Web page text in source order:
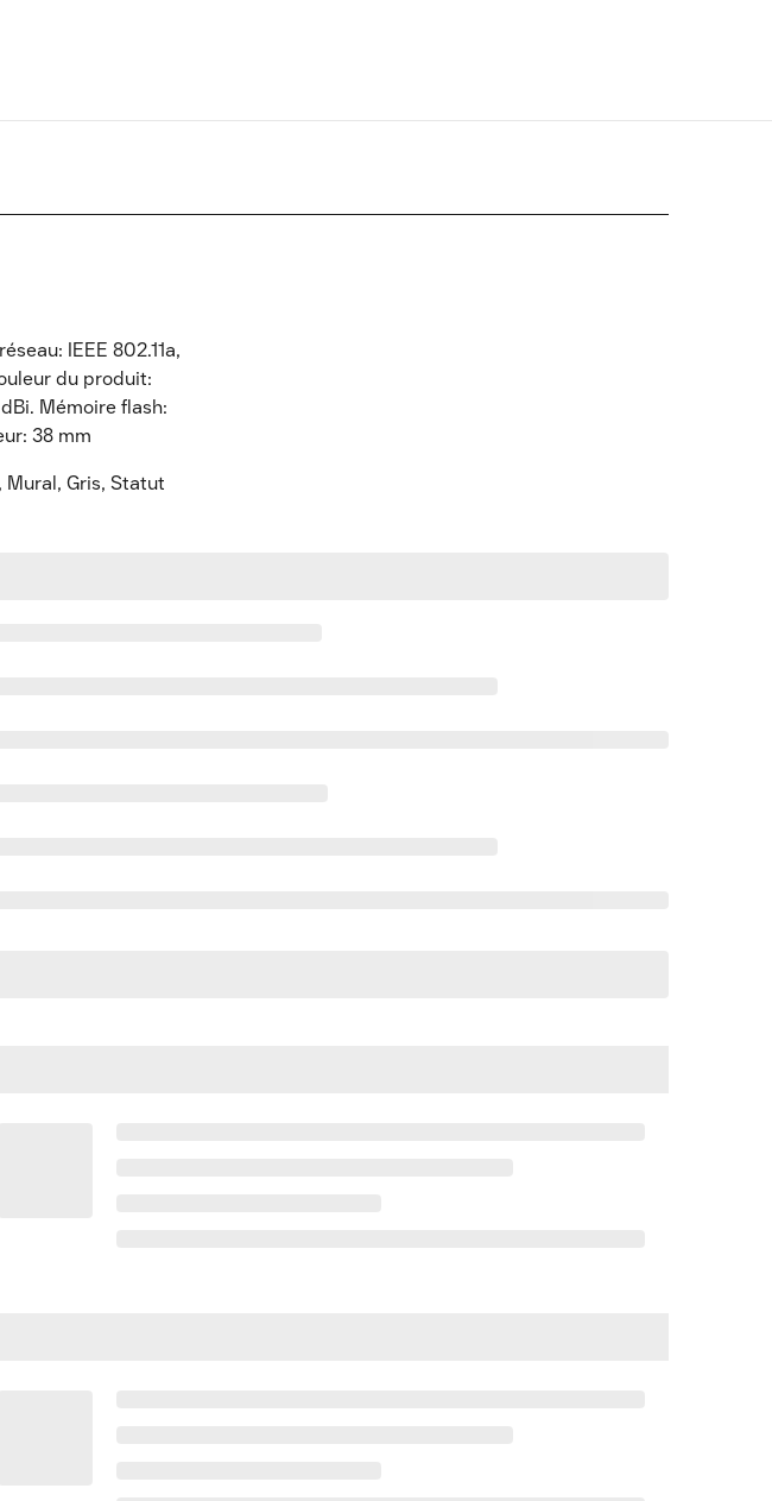
IEEE 802.11a,
du produit:
Mémoire flash:
38 mm
Mural, Gris, Statut